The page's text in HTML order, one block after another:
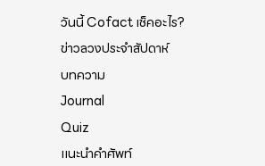
วันนี้ Cofact เช็คอะไร?
ข่าวลวงประจำสัปดาห์
บทความ
Journal
Quiz
แนะนำคำศัพท์